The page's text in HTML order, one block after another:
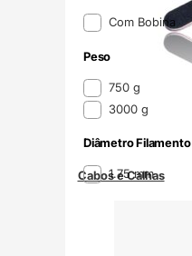
Cabos e Calhas
Formato do
Com Bobina
Peso
Peso750 g
3000 g
Diâmetro Filamento
Diâmetro Filamento
1.75 mm